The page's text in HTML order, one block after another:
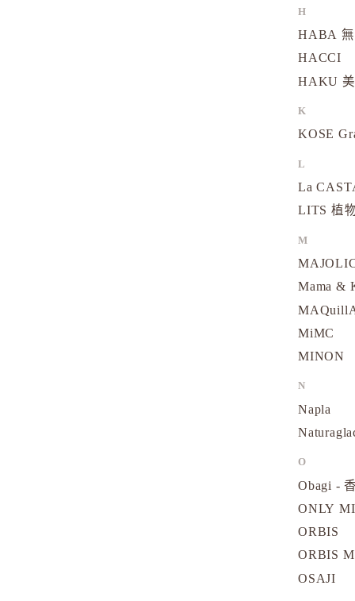
H
HABA
HACCI
HAKU
K
KOSE
L
La
LITS 植
M
Mama &
MiMC
MINON
N
Napla
O
Obagi -
ONLY
ORBIS
ORBIS
OSAJI